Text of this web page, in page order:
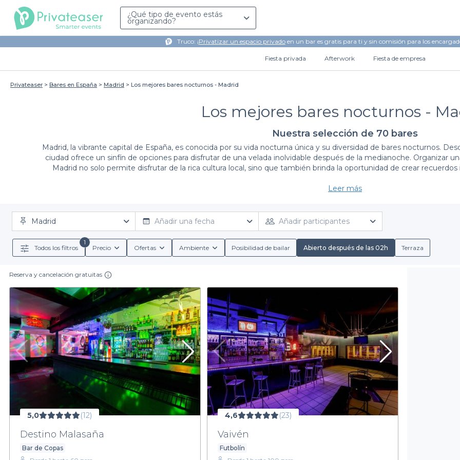
¿Qué tipo de evento estás
organizando?
Truco: ¡Privatizar un espacio privadoen un bar es gratis para ti y sin comisión para los
Fiesta privada Afterwork Fiesta de empresa
Privateaser Bares en España Madrid Los mejores bares nocturnos - Madrid
Los mejores bares nocturnos -
Nuestra selección de 70 bares
Madrid, la vibrante capital de España, es conocida por su vida nocturna única y su diversidad de bares nocturnos.
ciudad ofrece un sinfín de opciones para disfrutar de una velada inolvidable después de la medianoche. Organizar
Madrid no solo permite disfrutar de la rica cultura local, sino que también brinda la oportunidad de crear
Organizar una salida en grupo puede ser un desafío, pero conPrivateaser, la tarea se vuelve mucho más sencilla.
bares nocturnos
en el corazón de Madrid, todos listos para ofrecerte una experiencia excepcional. Con solo unos
cócteles elaborados hasta locales con un ambiente festivo, adaptados a cualquier preferencia. Además, encontrarás
menús grupales y opciones de bebidas para satisfacer todos los
Los bares nocturnos en Madrid son conocidos por su amplia oferta de bebidas, que van desde cócteles exclusivos
acceder a descuentos y beneficios al reservar, lo que garantiza una experiencia más económica y conveniente.
desde locales en Malasaña que pulsan con energía hasta los clásicos de La Latina que te transportan a otra época.
afterwork o una celebración especial, estamos aquí para ayudarte a encontrar el
Ven y descubre la magia de la vida nocturna madrileña conPrivateaser. Explora nuestras opciones, encuentra el
noche. Te invitamos a dar el siguiente paso y a reservar tu lugar en uno de los mejores bares de Madrid. ¡Tu
Leer más
Madrid Añadir una fecha Añadir participantes
Todos los filtros
1
Precio Ofertas Ambiente Posibilidad de bailar Abierto después de las 02h Terraza
Reserva y cancelación gratuitas
5,0 (12)
Destino Malasaña
Bar de Copas
4,6 (23)
Vaivén
Futbolín